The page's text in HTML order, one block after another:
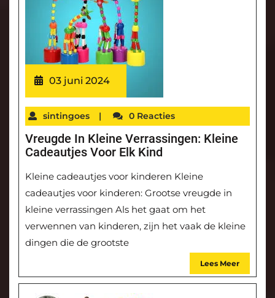
03 juni 2024
sintingoes | 0 Reacties
Vreugde In Kleine Verrassingen: Kleine
Cadeautjes Voor Elk Kind
Kleine cadeautjes voor kinderen Kleine
cadeautjes voor kinderen: Grootse vreugde in
kleine verrassingen Als het gaat om het
verwennen van kinderen, zijn het vaak de kleine
dingen die de grootste
Lees Meer